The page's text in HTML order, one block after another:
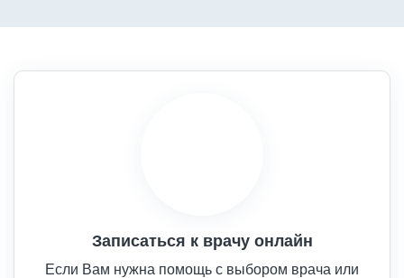
Записаться к врачу онлайн
Если Вам нужна помощь с выбором врача или